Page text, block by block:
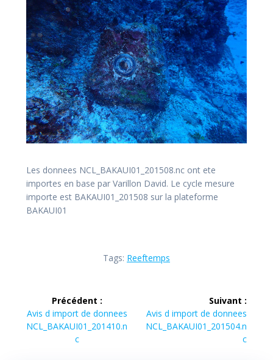
Les donnees NCL_BAKAUI01_201508.nc ont ete
importes en base par Varillon David. Le cycle mesure
importe est BAKAUI01_201508 sur la plateforme
BAKAUI01
Tags: Reeftemps
Navigation
de
l’article
Précédent :
Article
précédent :
Avis d import de donnees
NCL_BAKAUI01_201410.n
c
Suivant :
Article
suivant :
Avis d import de donnees
NCL_BAKAUI01_201504.n
c